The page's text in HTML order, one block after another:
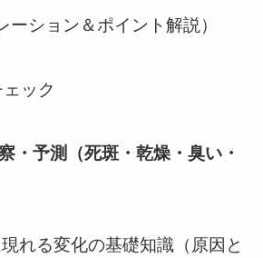
ション＆ポイント解説）
ェック
・予測（死斑・乾燥・臭い・
れる変化の基礎知識（原因と